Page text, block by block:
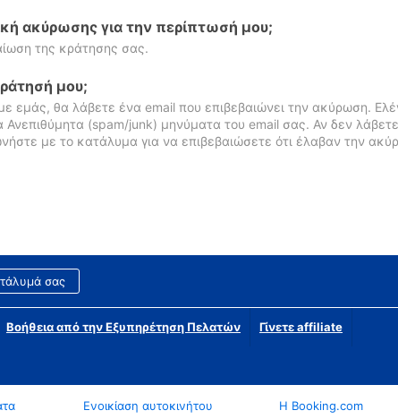
ακύρωσης για την περίπτωσή μου;
της κράτησης σας.
μου;
εμάς, θα λάβετε ένα email που επιβεβαιώνει την ακύρωση.
(spam/junk) μηνύματα του email σας. Αν δεν
με το κατάλυμα για να επιβεβαιώσετε ότι έλαβαν την
σας
Βοήθεια από την Εξυπηρέτηση Πελατών Γίνετε affiliate
Ενοικίαση αυτοκινήτου
Η Booking.com